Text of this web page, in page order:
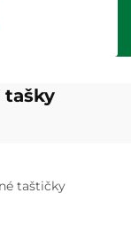
tašky
taštičky